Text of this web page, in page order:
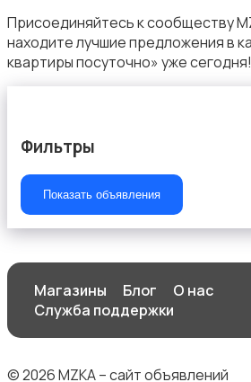
Присоединяйтесь к сообществу
находите лучшие предложения в
квартиры посуточно» уже сегодня!
Фильтры
Показать объявления
Магазины Блог
О нас
Служба поддержки
© 2026 MZKA – сайт объявлений